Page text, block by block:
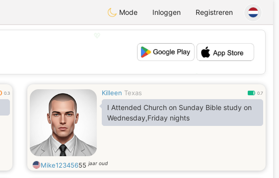
Mode Inloggen Registreren
💕
0.3 Killeen Texas 0.7
I Attended Church on Sunday Bible study on
Wednesday,Friday nights
Mike12345655jaar oud